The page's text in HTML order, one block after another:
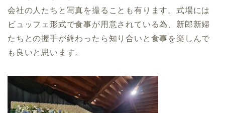
会社の人たちと写真を撮ることも有ります。式場には
ビュッフェ形式で食事が用意されている為、新郎新婦
たちとの握手が終わったら知り合いと食事を楽しんで
も良いと思います。